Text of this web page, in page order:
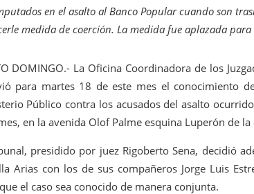
Autoridades indagan muerte de mujer
Discusión familiar termina en muerte de
Coraasan construye parque solar de un
Irán apuesta por resistencia en disputa
en el asalto al Banco Popular cuando son
medida de coerción. La medida fue aplazada
DOMINGO.- La Oficina Coordinadora de los
para martes 18 de este mes el conocimiento
Público contra los acusados del asalto
en la avenida Olof Palme esquina Luperón de la
presidido por juez Rigoberto Sena, decidió
Arias con los de sus compañeros Jorge Luis
el caso sea conocido de manera conjunta.